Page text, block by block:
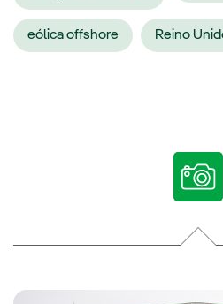
eólica offshore Reino